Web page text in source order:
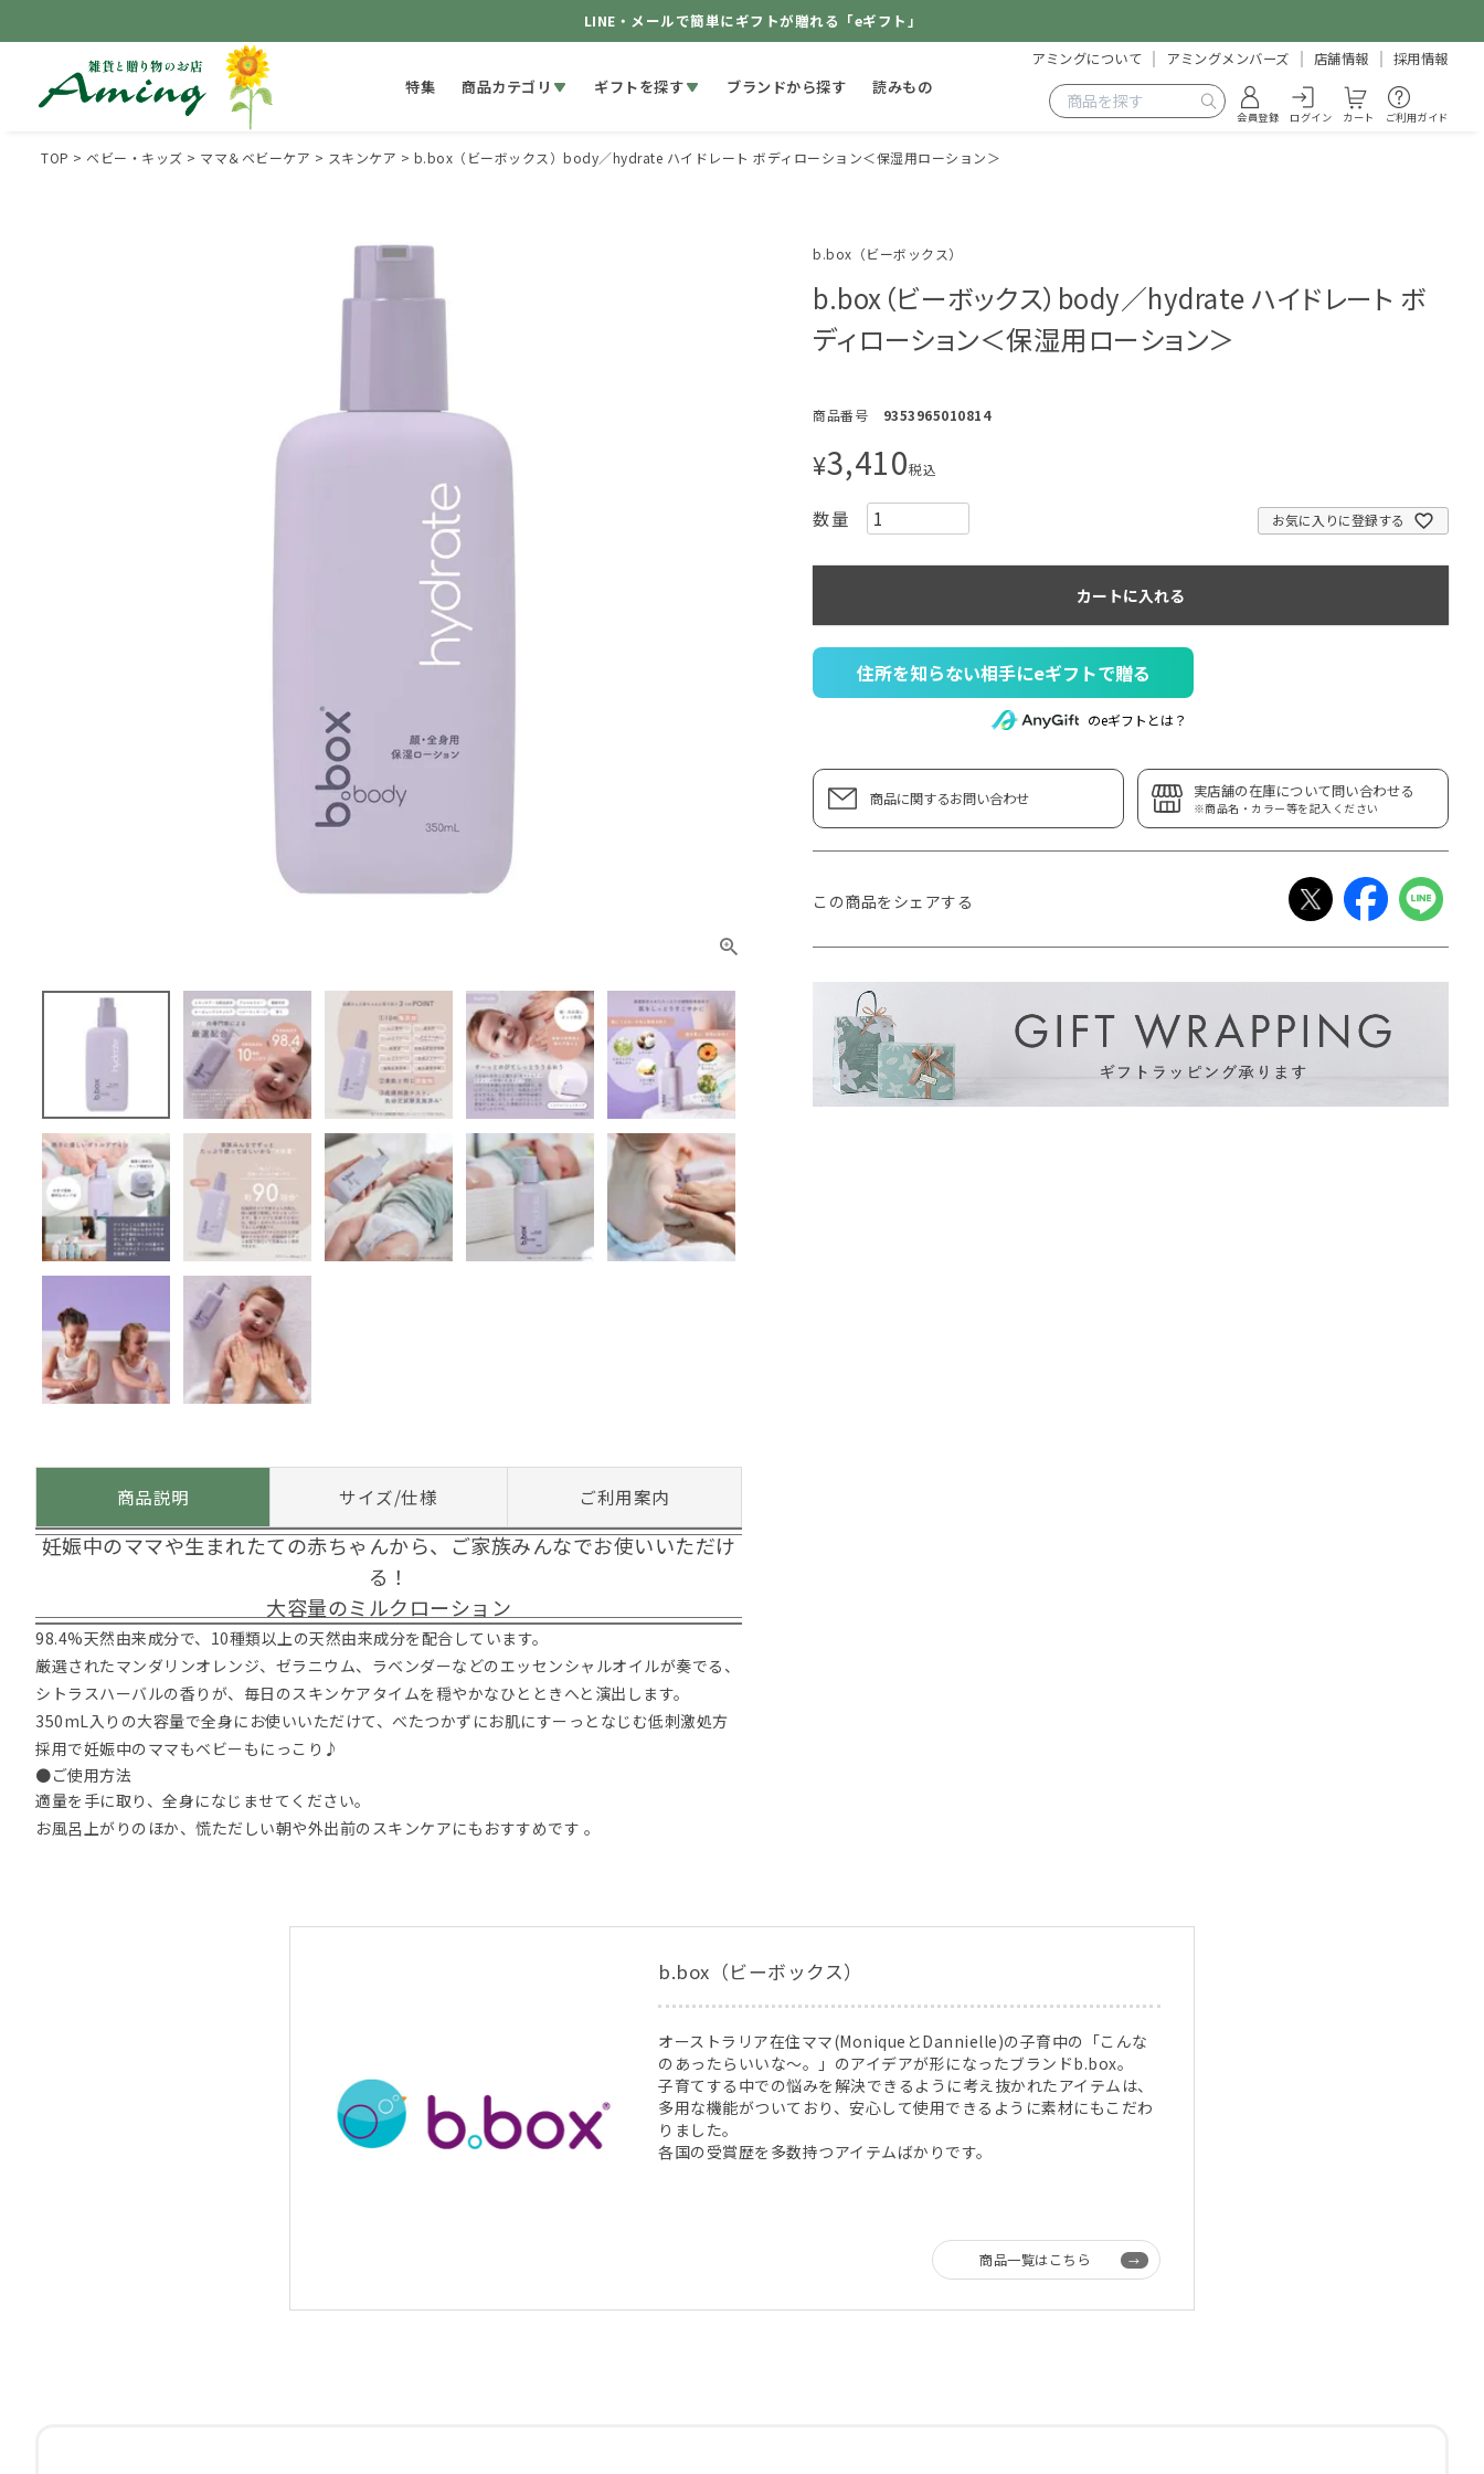
LINE・メールで簡単にギフトが贈れる「eギフト」
特集 商品カテゴリ ギフトを探す ブランドから探す 読みもの
アミングについて アミングメンバーズ 店舗情報 採用情報
会員登録 ログイン カート ご利用ガイド
TOP ベビー・キッズ ママ＆ベビーケア スキンケア b.box（ビーボックス）body／hydrate ハイドレート ボディローション＜保湿用ローション＞
商品説明 サイズ/仕様 ご利用案内
妊娠中のママや生まれたての赤ちゃんから、ご家族みんなでお使いいただけ
る！
大容量のミルクローション
98.4%天然由来成分で、10種類以上の天然由来成分を配合しています。
厳選されたマンダリンオレンジ、ゼラニウム、ラベンダーなどのエッセンシャルオイルが奏でる、
シトラスハーバルの香りが、毎日のスキンケアタイムを穏やかなひとときへと演出します。
350mL入りの大容量で全身にお使いいただけて、べたつかずにお肌にすーっとなじむ低刺激処方
採用で妊娠中のママもベビーもにっこり♪
●ご使用方法
適量を手に取り、全身になじませてください。
お風呂上がりのほか、慌ただしい朝や外出前のスキンケアにもおすすめです 。
b.box（ビーボックス）
b.box（ビーボックス）body／hydrate ハイドレート ボ
ディローション＜保湿用ローション＞
商品番号 9353965010814
¥3,410税込
お気に入りに登録する
カートに入れる
住所を知らない相手にeギフトで贈る
のeギフトとは？
商品に関するお問い合わせ 実店舗の在庫について問い合わせる
※商品名・カラー等を記入ください
この商品をシェアする
b.box（ビーボックス）
オーストラリア在住ママ(MoniqueとDannielle)の子育中の「こんな
のあったらいいな～。」のアイデアが形になったブランドb.box。
子育てする中での悩みを解決できるように考え抜かれたアイテムは、
多用な機能がついており、安心して使用できるように素材にもこだわ
りました。
各国の受賞歴を多数持つアイテムばかりです。
商品一覧はこちら